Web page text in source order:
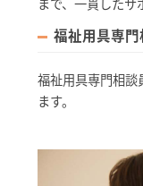
福祉用具専
福祉用具専門相
ます。